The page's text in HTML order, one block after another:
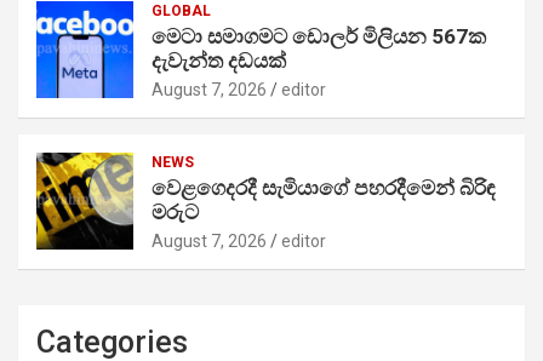
GLOBAL
මෙටා සමාගමට ඩොලර් මිලියන 567ක
දැවැන්ත දඩයක්
August 7, 2026 editor
NEWS
වෙළගෙදරදී සැමියාගේ පහරදීමෙන් බිරිඳ
මරුට
August 7, 2026 editor
Categories